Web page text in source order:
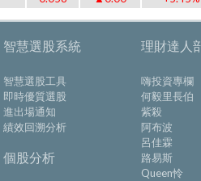
智慧選股系統
智慧選股工具
即時優質選股
進出場通知
績效回溯分析
個股分析
理財達人
嗨投資專欄
何毅里長伯
紫殺
阿布波
呂佳霖
路易斯
Queen怜